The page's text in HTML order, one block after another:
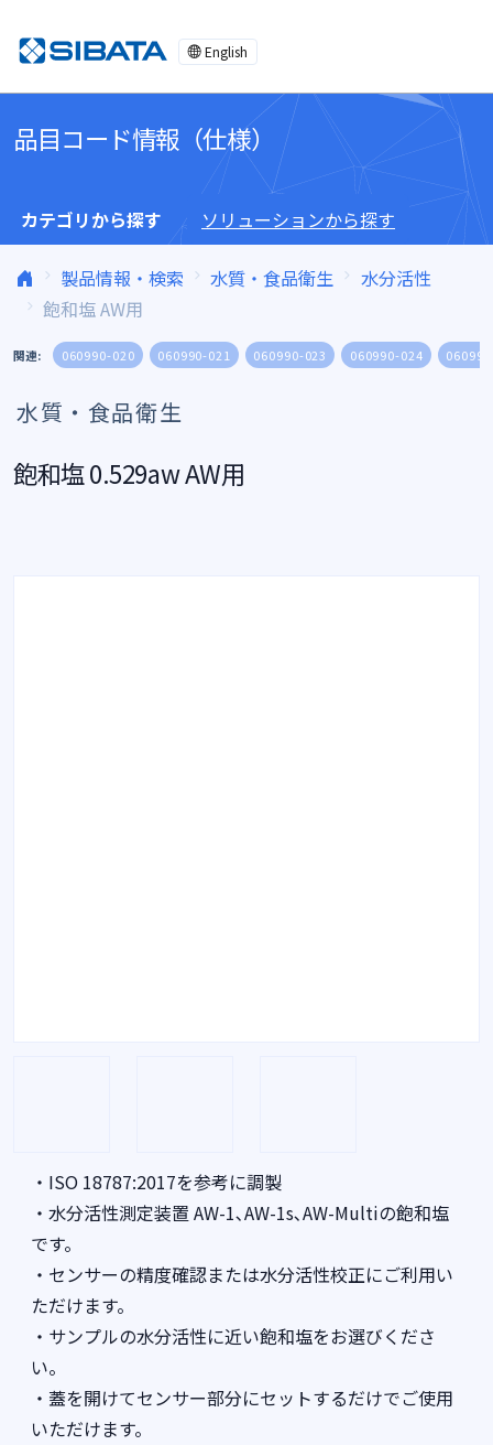
English
品目コード情報（仕様）
カテゴリから探す ソリューションから探す
製品情報・検索 水質・食品衛生
水分活性
飽和塩 AW用
関連: 060990-020 060990-021 060990-023 060990-024
水質・食品衛生
飽和塩 0.529aw AW用
・ISO 18787:2017を参考に調製
・水分活性測定装置 AW-1､AW-1s､AW-Multiの飽和塩
です。
・センサーの精度確認または水分活性校正にご利用い
ただけます。
・サンプルの水分活性に近い飽和塩をお選びくださ
い。
・蓋を開けてセンサー部分にセットするだけでご使用
いただけます。